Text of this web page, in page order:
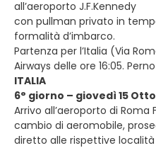
all’aeroporto J.F.Kennedy
con pullman privato in
formalità d’imbarco.
Partenza per l’Italia (Via
Airways delle ore 16:05.
ITALIA
6° giorno – giovedì 15
Arrivo all’aeroporto di
cambio di aeromobile,
diretto alle rispettive località